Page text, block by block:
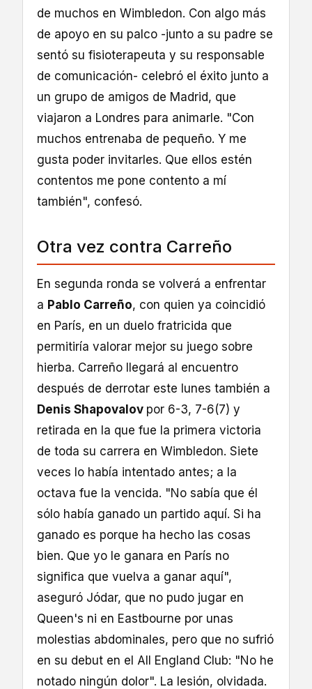
de muchos en Wimbledon. Con algo más
de apoyo en su palco -junto a su padre se
sentó su fisioterapeuta y su responsable
de comunicación- celebró el éxito junto a
un grupo de amigos de Madrid, que
viajaron a Londres para animarle. "Con
muchos entrenaba de pequeño. Y me
gusta poder invitarles. Que ellos estén
contentos me pone contento a mí
también", confesó.
Otra vez contra Carreño
En segunda ronda se volverá a enfrentar
a Pablo Carreño, con quien ya coincidió
en París, en un duelo fratricida que
permitiría valorar mejor su juego sobre
hierba. Carreño llegará al encuentro
después de derrotar este lunes también a
Denis Shapovalov por 6-3, 7-6(7) y
retirada en la que fue la primera victoria
de toda su carrera en Wimbledon. Siete
veces lo había intentado antes; a la
octava fue la vencida. "No sabía que él
sólo había ganado un partido aquí. Si ha
ganado es porque ha hecho las cosas
bien. Que yo le ganara en París no
significa que vuelva a ganar aquí",
aseguró Jódar, que no pudo jugar en
Queen's ni en Eastbourne por unas
molestias abdominales, pero que no sufrió
en su debut en el All England Club: "No he
notado ningún dolor". La lesión, olvidada.